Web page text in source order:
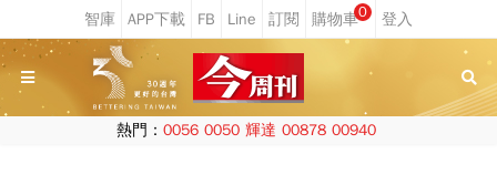
0
熱門： 0056 0050 輝達 00878 00940